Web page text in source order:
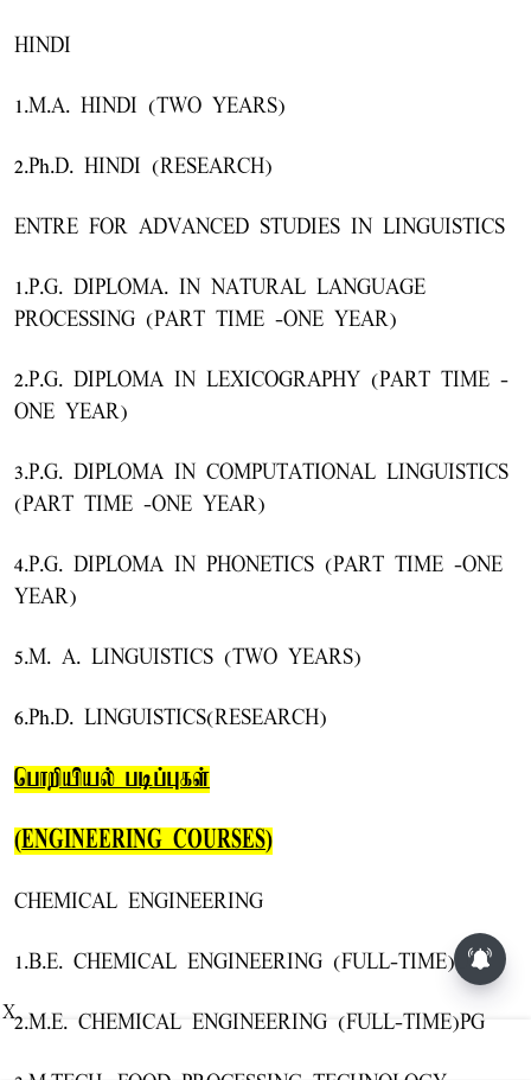
HINDI
1.M.A. HINDI (TWO YEARS)
2.Ph.D. HINDI (RESEARCH)
ENTRE FOR ADVANCED STUDIES IN LINGUISTICS
1.P.G. DIPLOMA. IN NATURAL LANGUAGE
PROCESSING (PART TIME -ONE YEAR)
2.P.G. DIPLOMA IN LEXICOGRAPHY (PART TIME -
ONE YEAR)
3.P.G. DIPLOMA IN COMPUTATIONAL LINGUISTICS
(PART TIME -ONE YEAR)
4.P.G. DIPLOMA IN PHONETICS (PART TIME -ONE
YEAR)
5.M. A. LINGUISTICS (TWO YEARS)
6.Ph.D. LINGUISTICS(RESEARCH)
பொறியியல் படிப்புகள்
(ENGINEERING COURSES)
CHEMICAL ENGINEERING
1.B.E. CHEMICAL ENGINEERING (FULL-TIME)UG
2.M.E. CHEMICAL ENGINEERING (FULL-TIME)PG
X
மாலையில் தங்கம் விலை அதிரடி
உயர்வு